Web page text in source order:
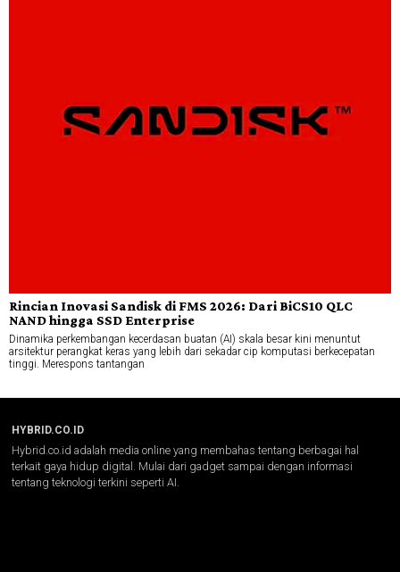
Rincian Inovasi Sandisk di FMS 2026: Dari BiCS10 QLC
NAND hingga SSD Enterprise
Dinamika perkembangan kecerdasan buatan (AI) skala besar kini menuntut
arsitektur perangkat keras yang lebih dari sekadar cip komputasi berkecepatan
tinggi. Merespons tantangan
HYBRID.CO.ID
Hybrid.co.id adalah media online yang membahas tentang berbagai hal
terkait gaya hidup digital. Mulai dari gadget sampai dengan informasi
tentang teknologi terkini seperti AI.